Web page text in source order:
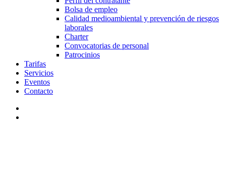
Bolsa de empleo
Calidad medioambiental y prevención de riesgos
laborales
Charter
Convocatorias de personal
Patrocinios
Tarifas
Servicios
Eventos
Contacto